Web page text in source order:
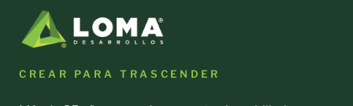
CREAR PARA TRASCENDER